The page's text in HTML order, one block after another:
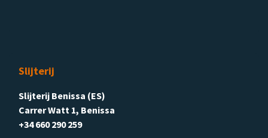
Slijterij
Slijterij Benissa (ES)
Carrer Watt 1, Benissa
+34 660 290 259